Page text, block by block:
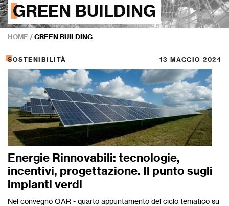
GREEN BUILDING
HOME /GREEN BUILDING
SOSTENIBILITÀ 13 MAGGIO 2024
Energie Rinnovabili: tecnologie,
incentivi, progettazione. Il punto sugli
impianti verdi
Nel convegno OAR - quarto appuntamento del ciclo tematico su